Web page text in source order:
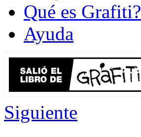
Qué es Grafiti?
Ayuda
Siguiente